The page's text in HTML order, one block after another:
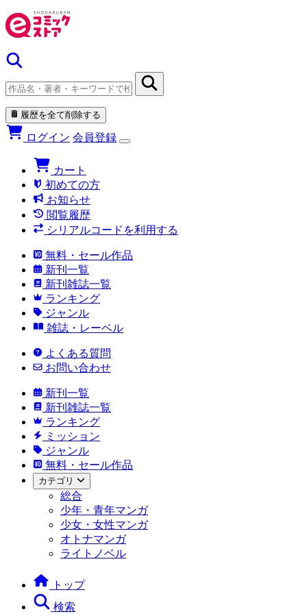
履歴を全て削除する
ログイン 会員登録
カート
初めての方
お知らせ
閲覧履歴
シリアルコードを利用する
無料・セール作品
新刊一覧
新刊雑誌一覧
ランキング
ジャンル
雑誌・レーベル
よくある質問
お問い合わせ
新刊一覧
新刊雑誌一覧
ランキング
ミッション
ジャンル
無料・セール作品
カテゴリ
総合
少年・青年マンガ
少女・女性マンガ
オトナマンガ
ライトノベル
トップ
検索